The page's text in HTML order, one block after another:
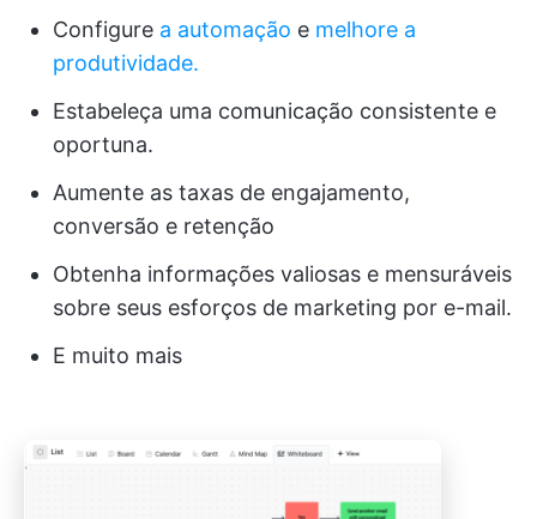
Configure a automação e melhore a
produtividade.
Estabeleça uma comunicação consistente e
oportuna.
Aumente as taxas de engajamento,
conversão e retenção
Obtenha informações valiosas e mensuráveis
sobre seus esforços de marketing por e-mail.
E muito mais